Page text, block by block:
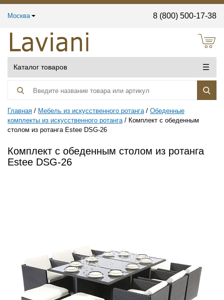
Москва 8 (800) 500-17-38
Каталог товаров
Главная Мебель из искусственного ротанга
Обеденные
комплекты из искусственного ротанга
Комплект с обеденным
столом из ротанга Estee DSG-26
Комплект с обеденным столом из ротанга
Estee DSG-26